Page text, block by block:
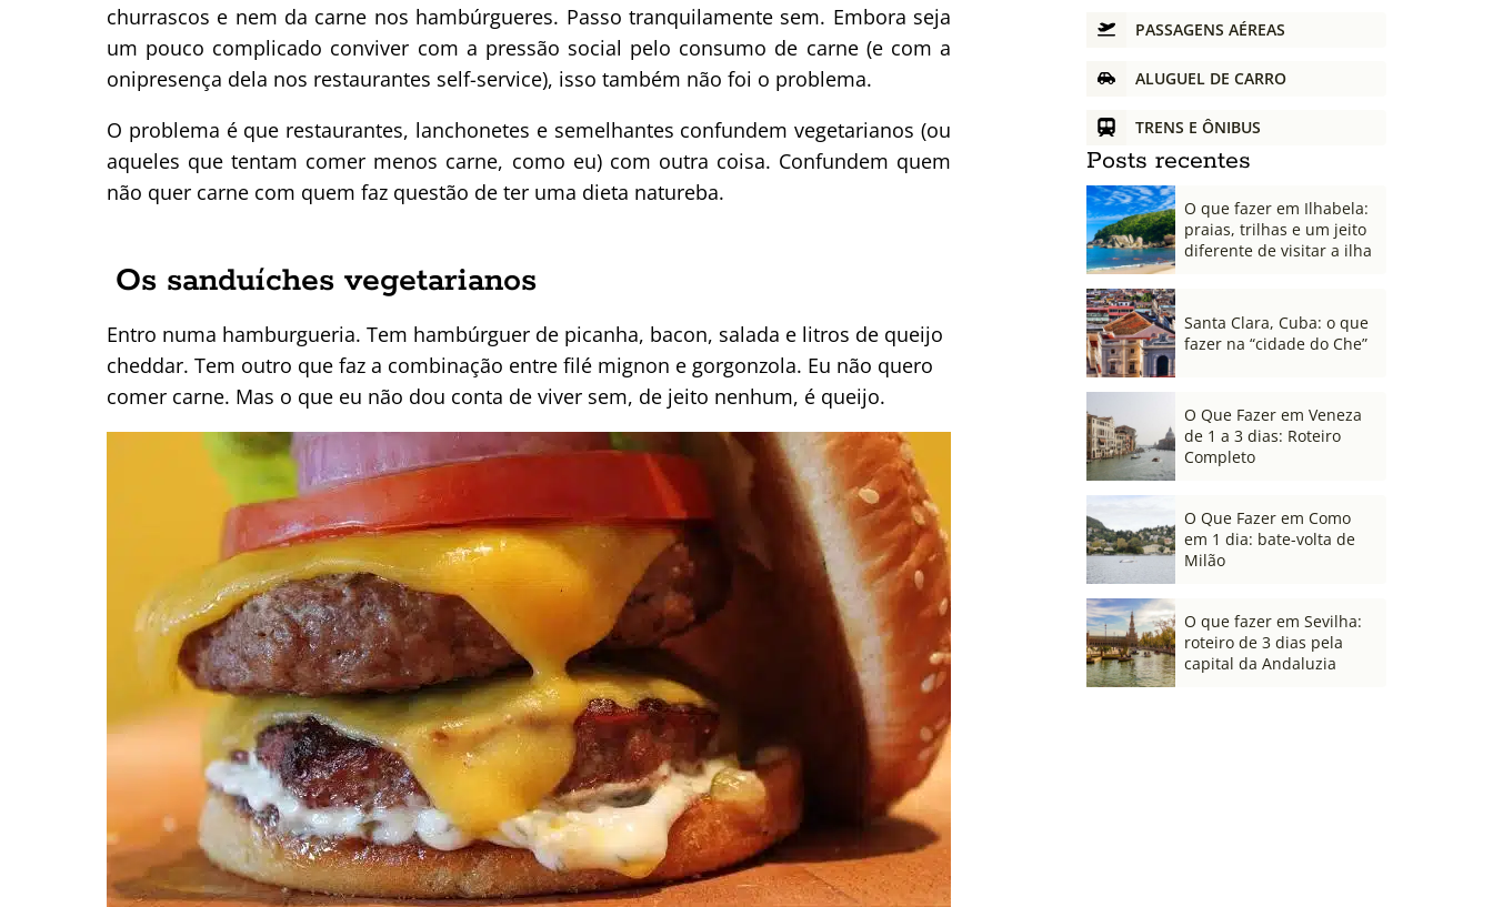
churrascos e nem da carne nos hambúrgueres. Passo tranquilamente sem. Embora seja
um pouco complicado conviver com a pressão social pelo consumo de carne (e com a
onipresença dela nos restaurantes self-service), isso também não foi o problema.
O problema é que restaurantes, lanchonetes e semelhantes confundem vegetarianos (ou
aqueles que tentam comer menos carne, como eu) com outra coisa. Confundem quem
não quer carne com quem faz questão de ter uma dieta natureba.
Os sanduíches vegetarianos
Entro numa hamburgueria. Tem hambúrguer de picanha, bacon, salada e litros de queijo
cheddar. Tem outro que faz a combinação entre filé mignon e gorgonzola. Eu não quero
comer carne. Mas o que eu não dou conta de viver sem, de jeito nenhum, é queijo.
PASSAGENS AÉREAS
ALUGUEL DE CARRO
TRENS E ÔNIBUS
Posts recentes
O que fazer em Ilhabela:
praias, trilhas e um jeito
diferente de visitar a ilha
Santa Clara, Cuba: o que
fazer na “cidade do Che”
O Que Fazer em Veneza
de 1 a 3 dias: Roteiro
Completo
O Que Fazer em Como
em 1 dia: bate-volta de
Milão
O que fazer em Sevilha:
roteiro de 3 dias pela
capital da Andaluzia